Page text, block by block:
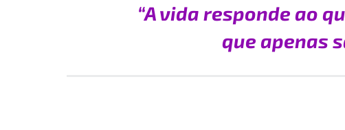
“A vida responde ao
que apenas